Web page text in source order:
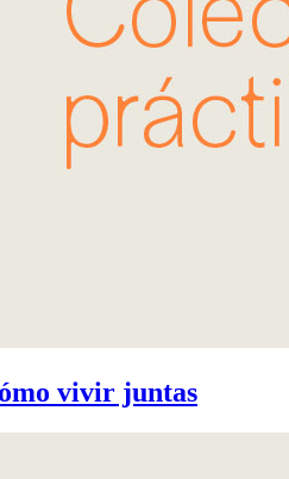
vivir juntas